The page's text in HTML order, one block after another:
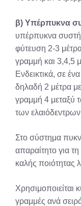
β) Υπέρπυκνα
υπέρπυκνα
φύτευση 2-3
γραμμή και 3,4,5
Ενδεικτικά, σε
δηλαδή 2 μέτρα
γραμμή 4 μεταξύ
των
Στο σύστημα
απαραίτητο για
καλής ποιότητας
Χρησιμοποιείται
γραμμές ανά